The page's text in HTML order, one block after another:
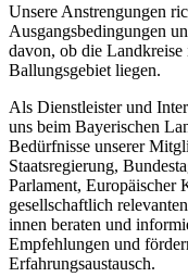
Unsere Anstrengungen
Ausgangsbedingungen
davon, ob die
Ballungsgebiet liegen.
Als Dienstleister und
uns beim Bayerischen
Bedürfnisse unserer
Staatsregierung,
Parlament, Europäischer
gesellschaftlich
innen beraten und
Empfehlungen und
Erfahrungsaustausch.